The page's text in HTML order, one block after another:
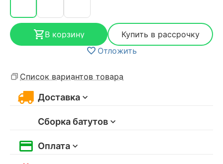
В корзину
Купить в рассрочку
Отложить
Список вариантов товара
Доставка
Сборка батутов
Оплата